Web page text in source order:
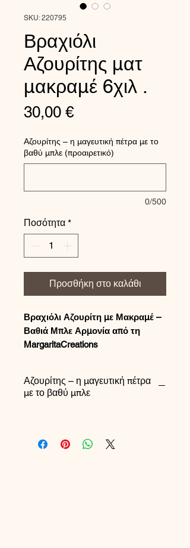
SKU: 220795
Βραχιόλι
Αζουρίτης ματ
μακραμέ 6χιλ .
30,00 €Τιμή
Αζουρίτης – η μαγευτική πέτρα με το
βαθύ μπλε (προαιρετικό)
0/500
Ποσότητα *
Προσθήκη στο καλάθι
Βραχιόλι Αζουρίτη με Μακραμέ –
Βαθιά Μπλε Αρμονία από τη
MargaritaCreations
πλούσιο, βαθύ μπλε χαρακτήρα του
φυσικού Αζουρίτη σε έναν
του ναυτικού μπλε και του ίντιγκο με
Αζουρίτης – η μαγευτική πέτρα
με το βαθύ μπλε